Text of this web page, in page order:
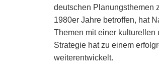
deutschen Planungsthemen
1980er Jahre betroffen, hat
Themen mit einer
Strategie hat zu einem
weiterentwickelt.